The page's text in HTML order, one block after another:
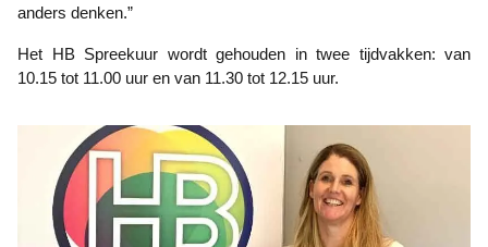
anders denken.”
Het HB Spreekuur wordt gehouden in twee tijdvakken: van
10.15 tot 11.00 uur en van 11.30 tot 12.15 uur.